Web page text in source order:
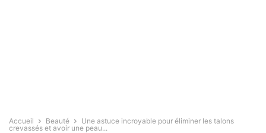
Accueil Beauté
Une astuce incroyable pour éliminer les talons
crevassés et avoir une peau...